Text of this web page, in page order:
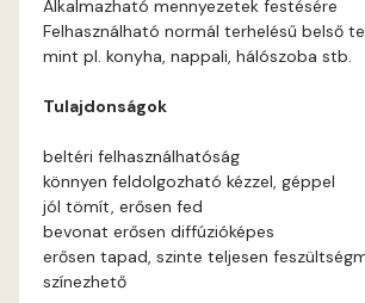
Coral C
Corn D
Egyptian
Alkalmazható mennyezetek festésére
Felhasználható normál terhelésű belső
mint pl. konyha, nappali, hálószoba stb.
Tulajdonságok
beltéri felhasználhatóság
könnyen feldolgozható kézzel, géppel
jól tömít, erősen fed
bevonat erősen diffúzióképes
erősen tapad, szinte teljesen
színezhető